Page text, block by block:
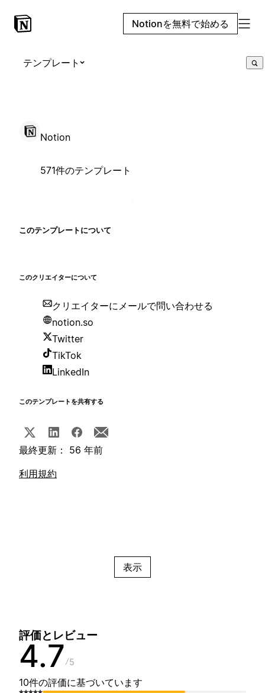
Notionを無料で始める
テンプレート
Notion
571件のテンプレート
このテンプレートについて
このクリエイターについて
クリエイターにメールで問い合わせる
notion.so
Twitter
TikTok
LinkedIn
このテンプレートを共有する
最終更新： 56 年前
利用規約
表示
評価とレビュー
4.7 5
10件の評価に基づいています